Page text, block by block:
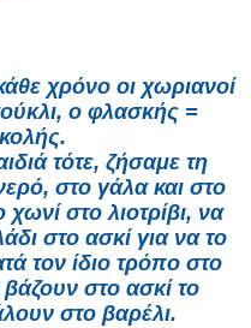
χρόνο οι χωριανοί
ο φλασκής =
τότε, ζήσαμε τη
στο γάλα και στο
στο λιοτρίβι, να
στο ασκί για να το
τον ίδιο τρόπο στο
στο ασκί το
στο βαρέλι.